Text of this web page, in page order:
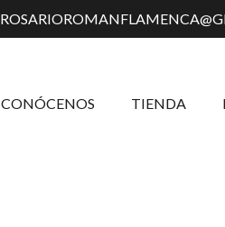
CONÓCENOS TIENDA